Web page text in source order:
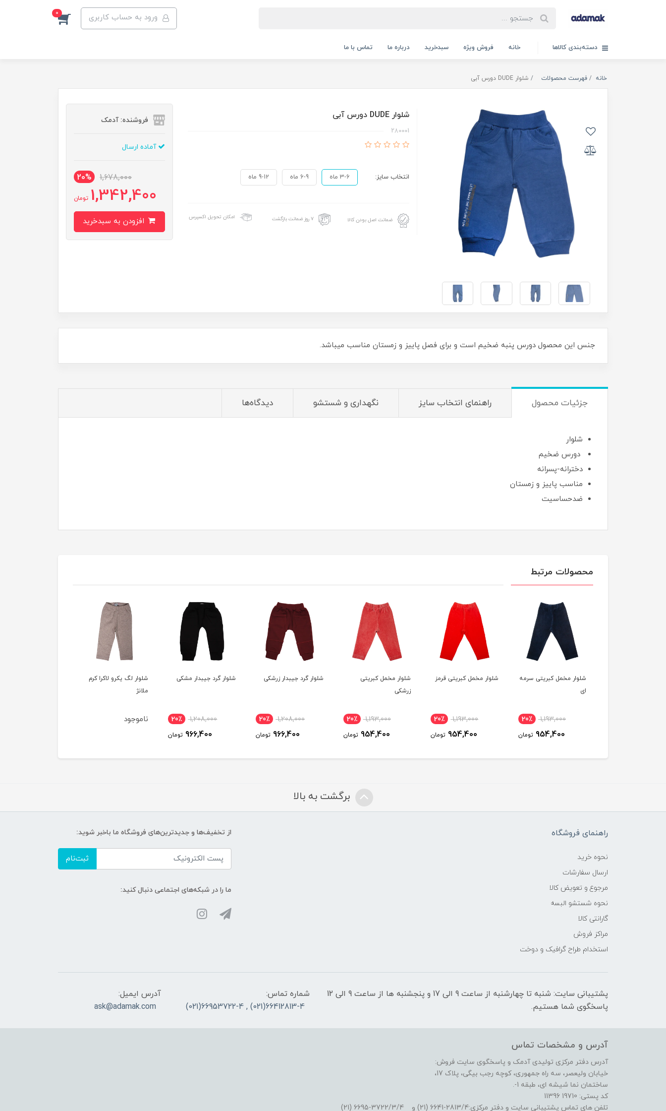
ورود به حساب کاربری 0
دسته‌بندی کالاها خانه فروش ویژه سبدخرید درباره ما تماس با ما
خانه فهرست محصولات شلوار DUDE دورس آبی
شلوار DUDE دورس آبی
280001
انتخاب سایز: 3-6 ماه 6-9 ماه 9-12 ماه
ضمانت اصل بودن کالا ۷ روز ضمانت بازگشت امکان تحویل اکسپرس
فروشنده: آدمک
آماده ارسال
1,678,000
20%
1,342,400 تومان
جنس این محصول دورس پنبه ضخیم است و برای فصل پاییز و زمستان مناسب میباشد.
جزئیات محصول راهنمای انتخاب سایز نگهداری و شستشو دیدگاه‌ها
شلوار
دورس ضخیم
دخترانه-پسرانه
مناسب پاییز و زمستان
ضدحساسیت
محصولات مرتبط
شلوار مخمل کبریتی سرمه
ای
1,193,000 20٪
954,400 تومان
شلوار مخمل کبریتی قرمز
1,193,000 20٪
954,400 تومان
شلوار مخمل کبریتی
زرشکی
1,193,000 20٪
954,400 تومان
شلوار گرد جیبدار زرشکی
1,208,000 20٪
966,400 تومان
شلوار گرد جیبدار مشکی
1,208,000 20٪
966,400 تومان
شلوار لگ یکرو لاکرا کرم
ملانژ
ناموجود
برگشت به بالا
راهنمای فروشگاه
نحوه خرید
ارسال سفارشات
مرجوع و تعویض کالا
نحوه شستشو البسه
گارانتی کالا
مراکز فروش
استخدام طراح گرافیک و دوخت
از تخفیف‌ها و جدیدترین‌های فروشگاه ما باخبر شوید:
ثبت‌نام
ما را در شبکه‌های اجتماعی دنبال کنید:
پشتیبانی سایت: شنبه تا چهارشنبه از ساعت 9 الی 17 و پنجشنبه ها از ساعت 9 الی 12
پاسخگوی شما هستیم.
شماره تماس:
66412813-4(021) , 66953722-4(021)
آدرس ایمیل:
ask@adamak.com
آدرس و مشخصات تماس
آدرس دفتر مرکزی تولیدی آدمک و پاسخگوی سایت فروش:
خیابان ولیعصر، سه راه جمهوری، کوچه رجب بیگی، پلاک 17،
ساختمان نما شیشه ای، طبقه 1-.
کد پستی: 19710 11396
تلفن های تماس پشتیبانی سایت و دفتر مرکزی:2813/4-6641 (21) و 3722/3/4-6695 (21)